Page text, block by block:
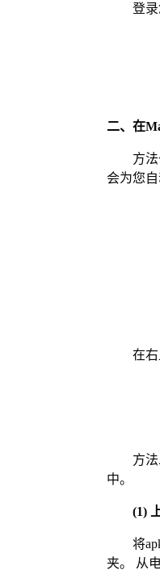
登
二、在
方
会为您自
在
方
中。
(1)
将
夹。 从